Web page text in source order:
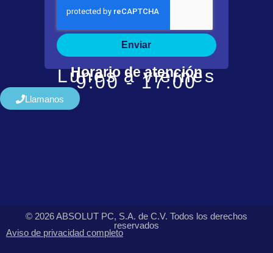
Enviar
Horario de atención
Lunes a viernes
9:00 - 17:00
Llamanos
© 2026 ABSOLUT PC, S.A. de C.V. Todos los derechos
reservados
Aviso de privacidad completo